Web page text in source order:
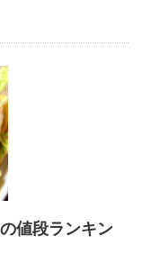
値段ランキン